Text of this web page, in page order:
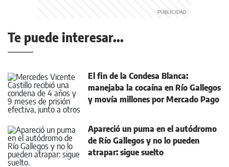
Te puede interesar...
El fin de la Condesa Blanca:
manejaba la cocaína en Río Gallegos
y movía millones por Mercado Pago
Apareció un puma en el autódromo
de Río Gallegos y no lo pueden
atrapar: sigue suelto